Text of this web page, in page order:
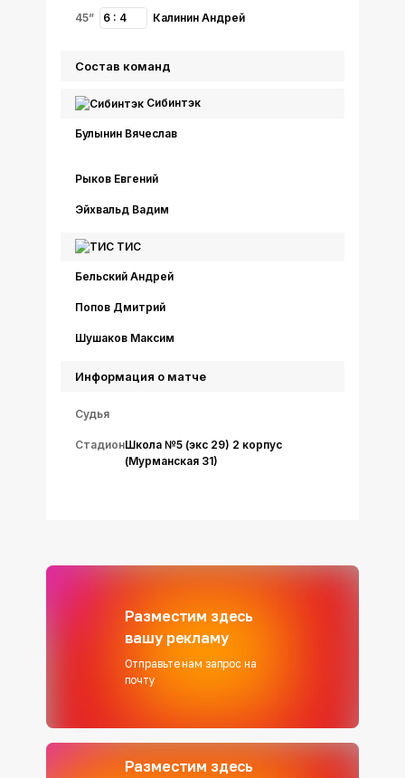
45” 6 : 4 Калинин Андрей
Состав команд
Сибинтэк
Булынин Вячеслав
Рыков Евгений
Эйхвальд Вадим
ТИС
Бельский Андрей
Попов Дмитрий
Шушаков Максим
Информация о матче
Судья
СтадионШкола №5 (экс 29) 2 корпус
(Мурманская 31)
Разместим здесь
вашу рекламу
Отправьте нам запрос на
почту
Разместим здесь